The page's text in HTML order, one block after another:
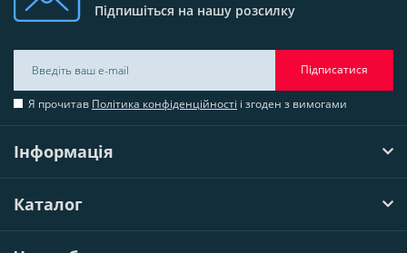
Підпишіться на нашу розсилку
Підписатися
Я прочитав Політика конфіденційності і згоден з вимогами
Інформація
Каталог